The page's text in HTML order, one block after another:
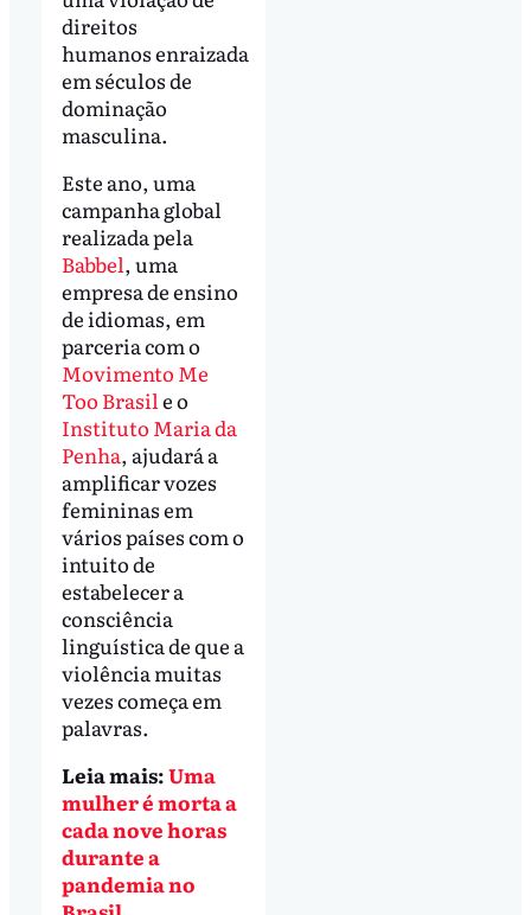
direitos
humanos enraizada
em séculos de
dominação
masculina.
Este ano, uma
campanha global
realizada pela
Babbel, uma
empresa de ensino
de idiomas, em
parceria com o
Movimento Me
Too Brasil e o
Instituto Maria da
Penha, ajudará a
amplificar vozes
femininas em
vários países com o
intuito de
estabelecer a
consciência
linguística de que a
violência muitas
vezes começa em
palavras.
Leia mais:Uma
mulher é morta a
cada nove horas
durante a
pandemia no